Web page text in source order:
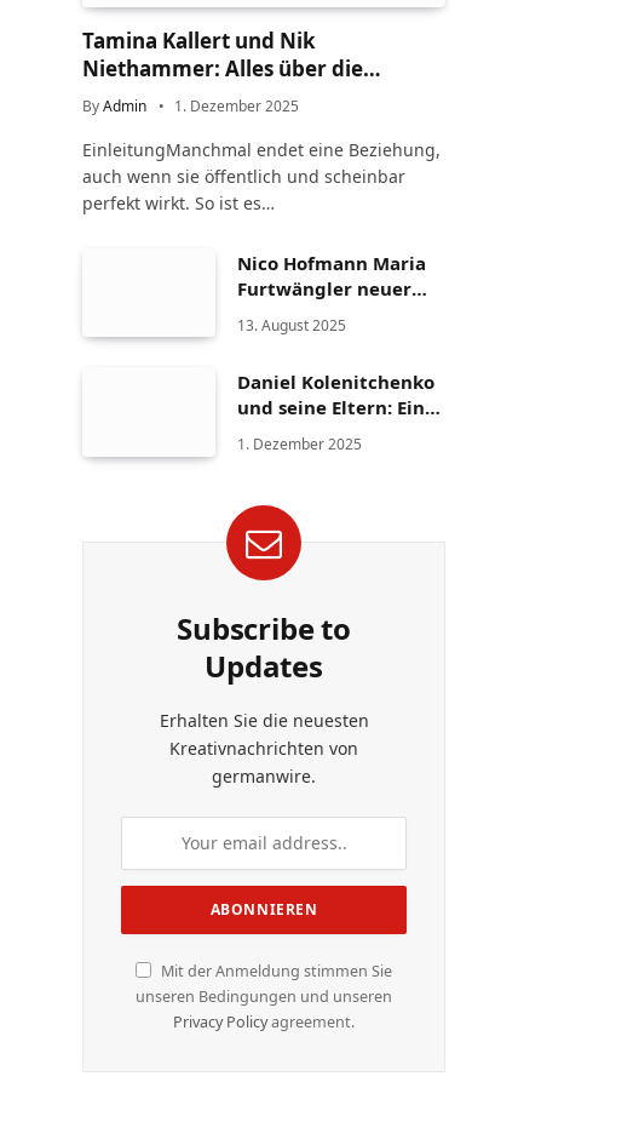
Tamina Kallert und Nik
Niethammer: Alles über die
Scheidung und ihr Leben danach
ByAdmin 1. Dezember 2025
EinleitungManchmal endet eine Beziehung,
auch wenn sie öffentlich und scheinbar
perfekt wirkt. So ist es…
Nico Hofmann Maria
Furtwängler neuer
13. August 2025
Daniel Kolenitchenko
und seine Eltern: Ein
Blick auf Familie und
1. Dezember 2025
Subscribe to
Updates
Erhalten Sie die neuesten
Kreativnachrichten von
germanwire.
Mit der Anmeldung stimmen Sie
unseren Bedingungen und unseren
Privacy Policyagreement.